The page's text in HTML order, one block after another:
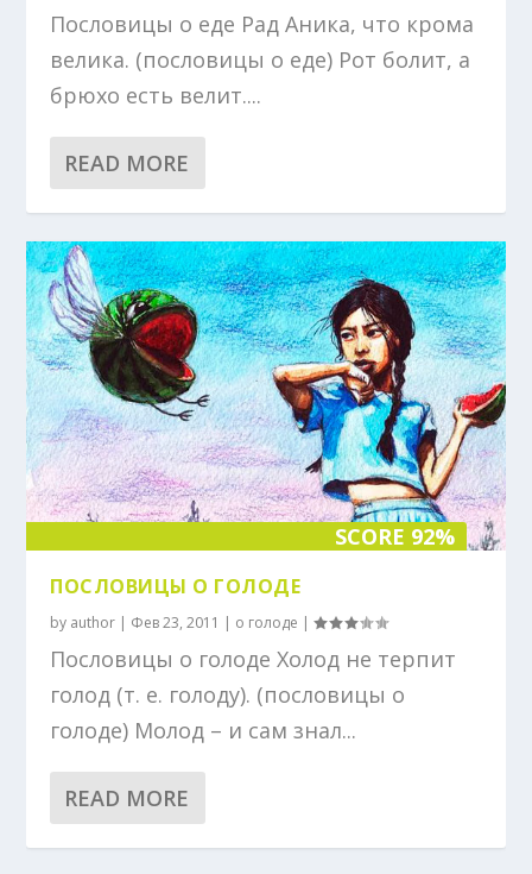
Пословицы о еде Рад Аника, что крома
велика. (пословицы о еде) Рот болит, а
брюхо есть велит....
READ MORE
SCORE 92%
ПОСЛОВИЦЫ О ГОЛОДЕ
by author | Фев 23, 2011 | о голоде |
Пословицы о голоде Холод не терпит
голод (т. е. голоду). (пословицы о
голоде) Молод – и сам знал...
READ MORE